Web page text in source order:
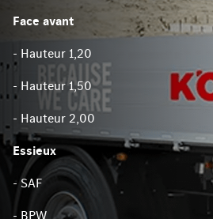
Face avant
- Hauteur 1,20
- Hauteur 1,50
- Hauteur 2,00
Essieux
- SAF
- BPW